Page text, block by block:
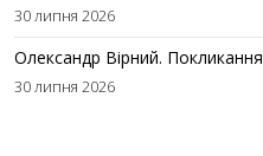
30 липня 2026
Олександр Вірний. Покликання
30 липня 2026